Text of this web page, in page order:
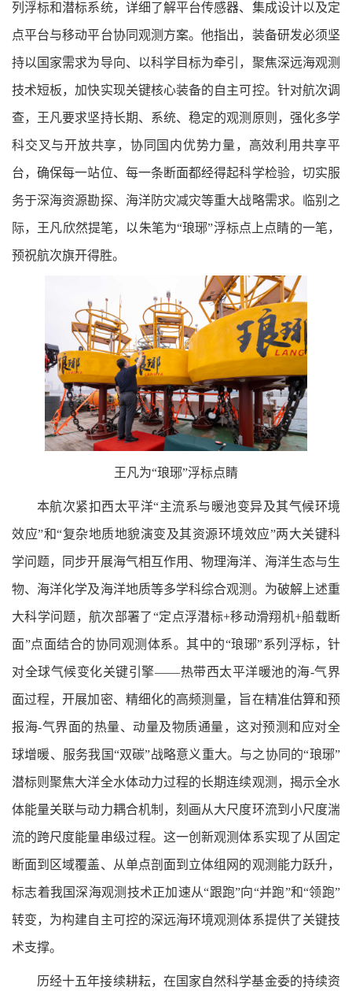
列浮标和潜标系统，详细了解平台传感器、集成设计以及定
点平台与移动平台协同观测方案。他指出，装备研发必须坚
持以国家需求为导向、以科学目标为牵引，聚焦深远海观测
技术短板，加快实现关键核心装备的自主可控。针对航次调
查，王凡要求坚持长期、系统、稳定的观测原则，强化多学
科交叉与开放共享，协同国内优势力量，高效利用共享平
台，确保每一站位、每一条断面都经得起科学检验，切实服
务于深海资源勘探、海洋防灾减灾等重大战略需求。临别之
际，王凡欣然提笔，以朱笔为“琅琊”浮标点上点睛的一笔，
预祝航次旗开得胜。
王凡为“琅琊”浮标点睛
本航次紧扣西太平洋“主流系与暖池变异及其气候环境
效应”和“复杂地质地貌演变及其资源环境效应”两大关键科
学问题，同步开展海气相互作用、物理海洋、海洋生态与生
物、海洋化学及海洋地质等多学科综合观测。为破解上述重
大科学问题，航次部署了“定点浮潜标+移动滑翔机+船载断
面”点面结合的协同观测体系。其中的“琅琊”系列浮标，针
对全球气候变化关键引擎——热带西太平洋暖池的海-气界
面过程，开展加密、精细化的高频测量，旨在精准估算和预
报海-气界面的热量、动量及物质通量，这对预测和应对全
球增暖、服务我国“双碳”战略意义重大。与之协同的“琅琊”
潜标则聚焦大洋全水体动力过程的长期连续观测，揭示全水
体能量关联与动力耦合机制，刻画从大尺度环流到小尺度湍
流的跨尺度能量串级过程。这一创新观测体系实现了从固定
断面到区域覆盖、从单点剖面到立体组网的观测能力跃升，
标志着我国深海观测技术正加速从“跟跑”向“并跑”和“领跑”
转变，为构建自主可控的深远海环境观测体系提供了关键技
术支撑。
历经十五年接续耕耘，在国家自然科学基金委的持续资